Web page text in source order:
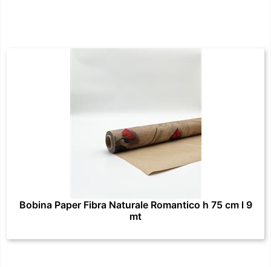
Bobina Paper Fibra Naturale Romantico h 75 cm l 9
mt